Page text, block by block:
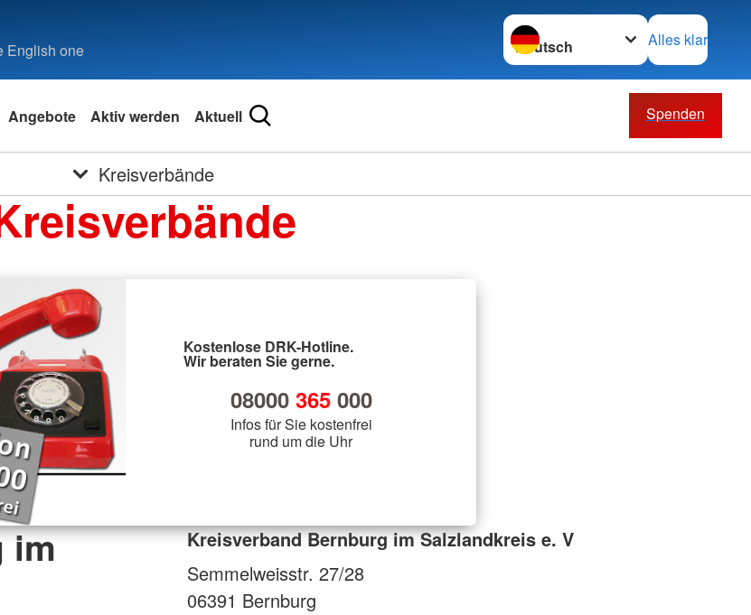
English one
Sprache wechseln zu
Alles klar
Angebote Aktiv werden Aktuell Spenden
Kreisverbände
Kostenlose DRK-Hotline.
Wir beraten Sie gerne.
08000 365000
Infos für Sie kostenfrei
rund um die Uhr
im
Kreisverband Bernburg im Salzlandkreis e. V
Semmelweisstr. 27/28
06391 Bernburg